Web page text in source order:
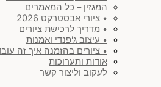
המגזין – כל המאמרים
• ציורי אבסטרקט 2026
• מדריך לרכישת ציורים
• עיצוב ג'פנדי ואמנות
• ציורים בהזמנה איך זה
אודות ותערוכות
לעקוב וליצור קשר